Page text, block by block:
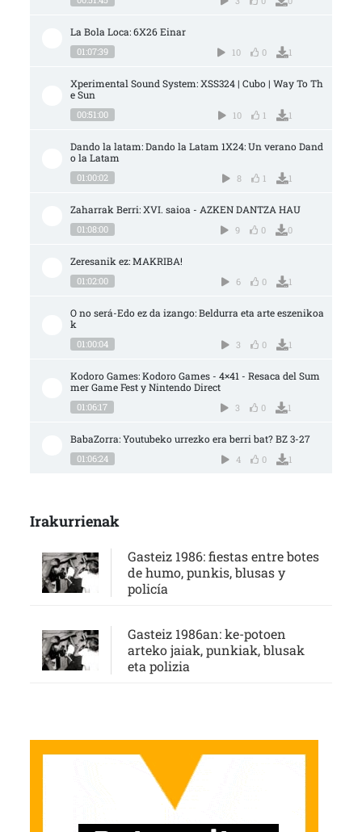
La Bola Loca: 6X26 Einar
01:07:39 10 0 1
Xperimental Sound System: XSS324 | Cubo | Way To Th
e Sun
00:51:00 10 1 1
Dando la latam: Dando la Latam 1X24: Un verano Dand
o la Latam
01:00:02 8 1 1
Zaharrak Berri: XVI. saioa - AZKEN DANTZA HAU
01:08:00 9 0 0
Zeresanik ez: MAKRIBA!
01:02:00 6 0 1
O no será-Edo ez da izango: Beldurra eta arte eszenikoa
k
01:00:04 3 0 1
Kodoro Games: Kodoro Games - 4×41 - Resaca del Sum
mer Game Fest y Nintendo Direct
01:06:17 3 0 1
BabaZorra: Youtubeko urrezko era berri bat? BZ 3-27
01:06:24 4 0 1
Irakurrienak
Gasteiz 1986: fiestas entre botes
de humo, punkis, blusas y
policía
Gasteiz 1986an: ke-potoen
arteko jaiak, punkiak, blusak
eta polizia